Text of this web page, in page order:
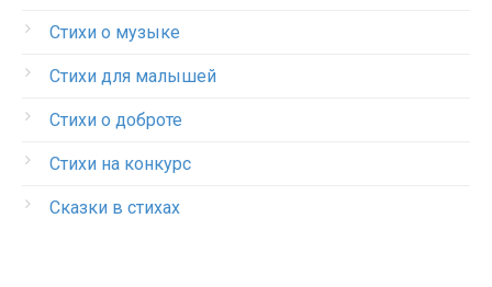
Стихи о музыке
Стихи для малышей
Стихи о доброте
Стихи на конкурс
Сказки в стихах